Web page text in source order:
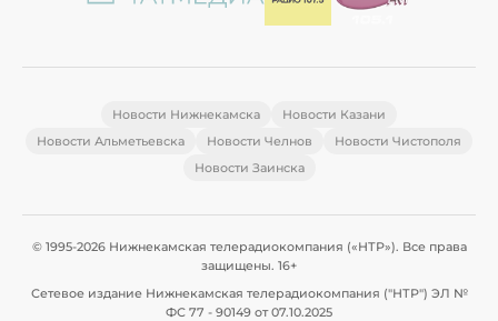
Новости Нижнекамска
Новости Казани
Новости Альметьевска
Новости Челнов
Новости Чистополя
Новости Заинска
© 1995-2026 Нижнекамская телерадиокомпания («НТР»). Все права
защищены. 16+
Сетевое издание Нижнекамская телерадиокомпания ("НТР") ЭЛ №
ФС 77 - 90149 от 07.10.2025